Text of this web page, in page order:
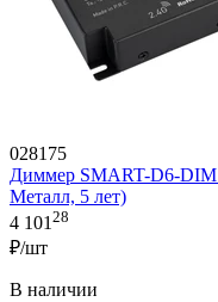
028175
Диммер SMART-D6-DIM
Металл, 5 лет)
4 101 28
₽/шт
В наличии